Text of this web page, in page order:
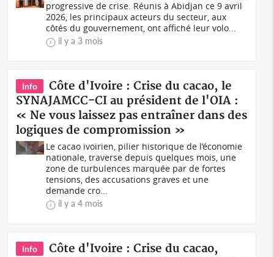
progressive de crise. Réunis à Abidjan ce 9 avril
2026, les principaux acteurs du secteur, aux
côtés du gouvernement, ont affiché leur volo...
il y a 3 mois
Info
Côte d'Ivoire : Crise du cacao, le
SYNAJAMCC-CI au président de l'OIA :
« Ne vous laissez pas entraîner dans des
logiques de compromission »
Le cacao ivoirien, pilier historique de l’économie
nationale, traverse depuis quelques mois, une
zone de turbulences marquée par de fortes
tensions, des accusations graves et une
demande cro...
il y a 4 mois
Info
Côte d'Ivoire : Crise du cacao,